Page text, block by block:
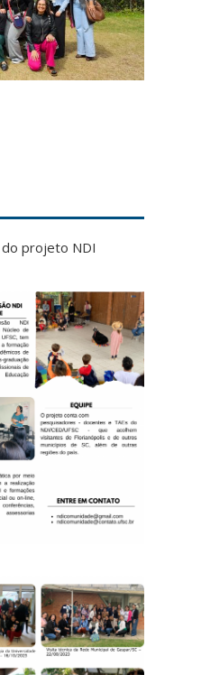
do projeto NDI